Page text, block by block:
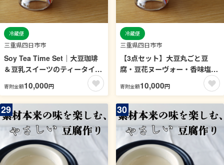
三重県四日市市
冷蔵便
Soy Tea Time Set｜大豆珈琲
＆豆乳スイーツのティータイム
セット【豆腐、にがり、無添
加、オーガニック、発酵食品、
スローライフ、珈琲、手作り、
安心、三重県、四日市市、ふる
さと納税】
寄附金額10,000円
三重県四日市市
冷蔵便
【3点セット】大豆丸ごと豆
腐・豆花ヌーヴォー・香味塩の
詰合せ【豆腐、にがり、無添
加、オーガニック、発酵食品、
スローライフ、手作り、安心、
三重県、四日市市、ふるさと納
税】
寄附金額10,000円
29 30